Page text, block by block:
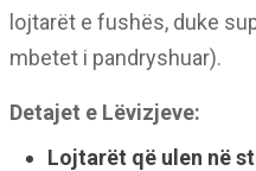
lojtarët e fushës, duke
mbetet i pandryshuar).
Detajet e Lëvizjeve:
Lojtarët që ulen në